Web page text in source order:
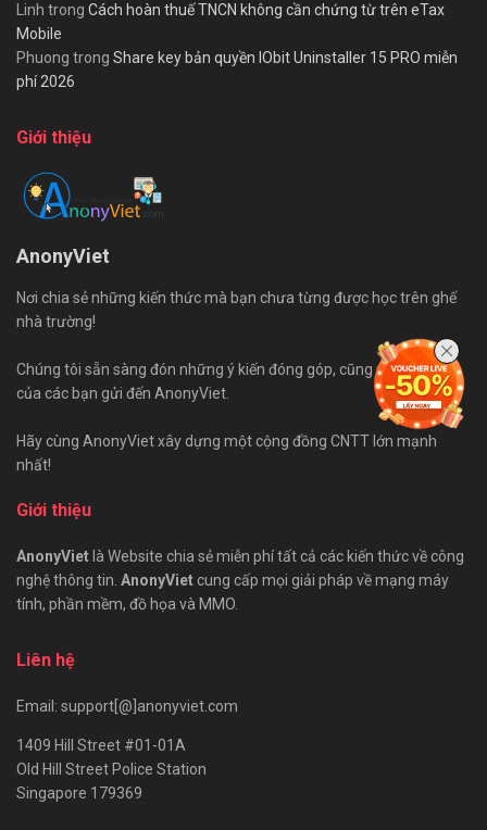
Linh trong Cách hoàn thuế TNCN không cần chứng từ trên eTax
Mobile
Phuong trong Share key bản quyền IObit Uninstaller 15 PRO miễn
phí 2026
Giới thiệu
AnonyViet
Nơi chia sẻ những kiến thức mà bạn chưa từng được học trên ghế
nhà trường!
Chúng tôi sẵn sàng đón những ý kiến đóng góp, cũng như bài viết
của các bạn gửi đến AnonyViet.
Hãy cùng AnonyViet xây dựng một cộng đồng CNTT lớn mạnh
nhất!
Giới thiệu
AnonyVietlà Website chia sẻ miễn phí tất cả các kiến thức về công
nghệ thông tin. AnonyViet cung cấp mọi giải pháp về mạng máy
tính, phần mềm, đồ họa và MMO.
Liên hệ
Email: support[@]anonyviet.com
1409 Hill Street #01-01A
Old Hill Street Police Station
Singapore 179369